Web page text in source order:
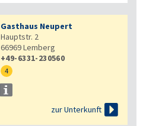
Gasthaus Neupert
Hauptstr. 2
66969Lemberg
+49-6331-230560
4
zur Unterkunft 